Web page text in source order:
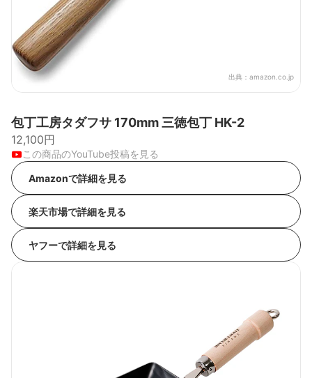
出典： amazon.co.jp
包丁工房タダフサ 170mm 三徳包丁 HK-2
12,100円
この商品のYouTube投稿を見る
Amazonで詳細を見る
楽天市場で詳細を見る
ヤフーで詳細を見る